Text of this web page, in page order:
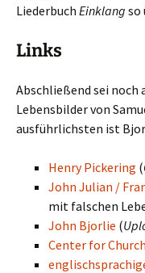
Liederbuch Einklang so
Links
Abschließend sei noch
Lebensbilder von
ausführlichsten ist
Henry Pickering (
John Julian /
mit falschen
John Bjorlie (
Center for